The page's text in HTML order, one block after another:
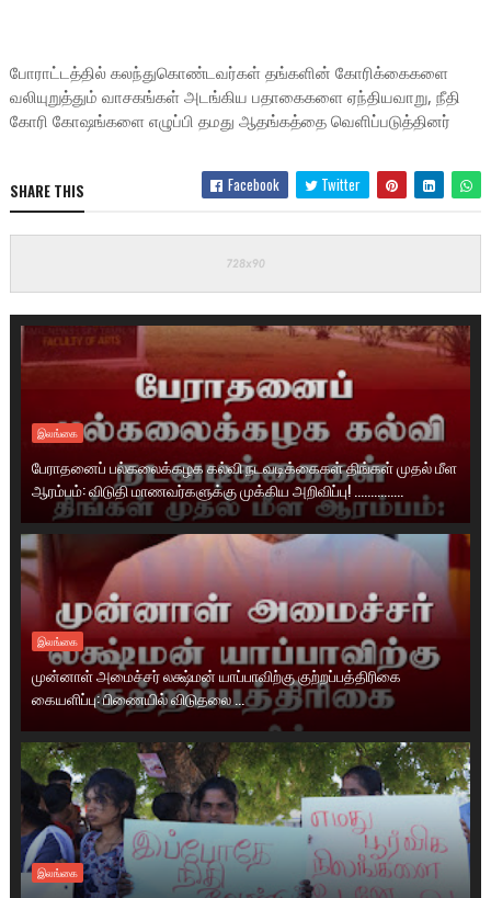
போராட்டத்தில் கலந்துகொண்டவர்கள் தங்களின் கோரிக்கைகளை
வலியுறுத்தும் வாசகங்கள் அடங்கிய பதாகைகளை ஏந்தியவாறு, நீதி
கோரி கோஷங்களை எழுப்பி தமது ஆதங்கத்தை வெளிப்படுத்தினர்
SHARE THIS Facebook Twitter
இலங்கை
பேராதனைப் பல்கலைக்கழக கல்வி நடவடிக்கைகள் திங்கள் முதல் மீள
ஆரம்பம்: விடுதி மாணவர்களுக்கு முக்கிய அறிவிப்பு! ...............
இலங்கை
முன்னாள் அமைச்சர் லக்ஷ்மன் யாப்பாவிற்கு குற்றப்பத்திரிகை
கையளிப்பு: பிணையில் விடுதலை ...
இலங்கை